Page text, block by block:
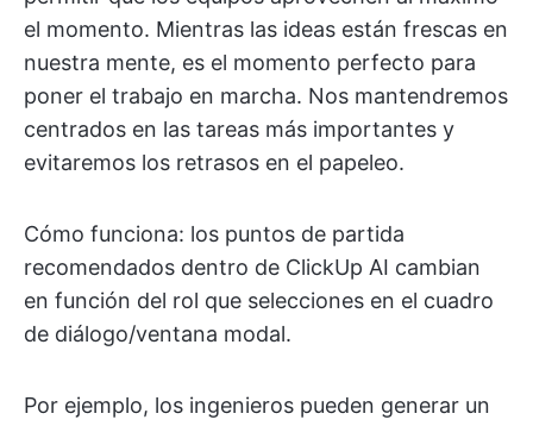
el momento. Mientras las ideas están frescas en
nuestra mente, es el momento perfecto para
poner el trabajo en marcha. Nos mantendremos
centrados en las tareas más importantes y
evitaremos los retrasos en el papeleo.
Cómo funciona: los puntos de partida
recomendados dentro de ClickUp AI cambian
en función del rol que selecciones en el cuadro
de diálogo/ventana modal.
Por ejemplo, los ingenieros pueden generar un